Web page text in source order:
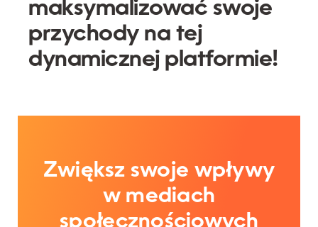
maksymalizować swoje
przychody na tej
dynamicznej platformie!
Zwiększ swoje wpływy
w mediach
społecznościowych